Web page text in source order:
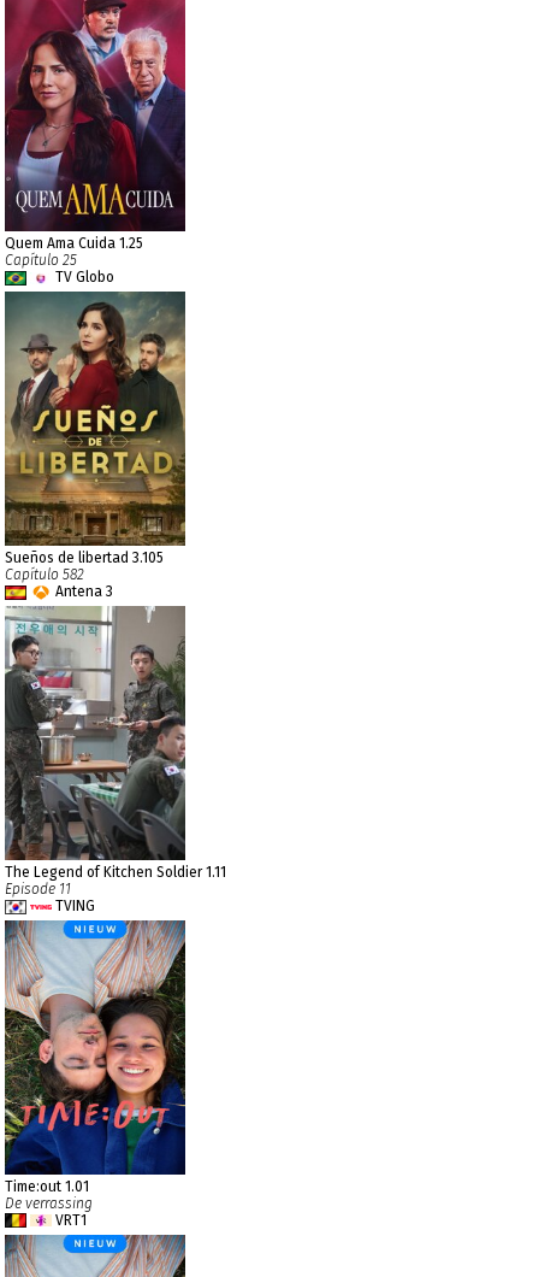
Quem Ama Cuida 1.25
Capítulo 25
TV Globo
Sueños de libertad 3.105
Capítulo 582
Antena 3
The Legend of Kitchen Soldier 1.11
Episode 11
TVING
Time:out 1.01
De verrassing
VRT1